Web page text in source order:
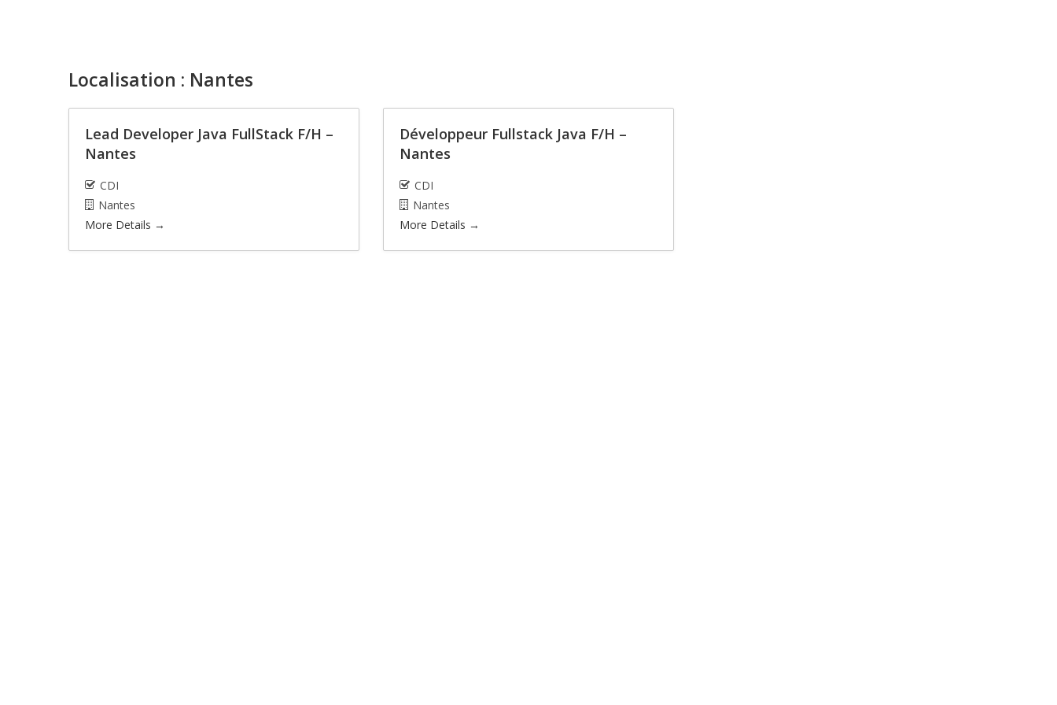
Localisation : Nantes
Lead Developer Java FullStack F/H –
Nantes
CDI
Nantes
More Details
Développeur Fullstack Java F/H –
Nantes
CDI
Nantes
More Details